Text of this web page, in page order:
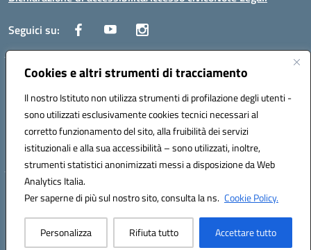
Cookies e altri strumenti di tracciamento
Il nostro Istituto non utilizza strumenti di profilazione degli utenti -
sono utilizzati esclusivamente cookies tecnici necessari al
corretto funzionamento del sito, alla fruibilità dei servizi
istituzionali e alla sua accessibilità – sono utilizzati, inoltre,
strumenti statistici anonimizzati messi a disposizione da Web
Analytics Italia.
Per saperne di più sul nostro sito, consulta la ns. Cookie Policy.
Personalizza Rifiuta tutto Accettare tutto
Seguici su:
Via dei Cappuccini, 5 - 60044 Fabriano (AN) - Tel. 0732 3373 - 0732
3573 - Mail: anis01700P@istruzione.it - PEC:
Codice meccanografico: ANIS01700P - Codice iPA: istsc_ANIS01700P -
C.F. 81002710424 - Codice univoco fatturazione elettronica (CUF):
UFBMDS
Hosting & Powered by 3D Solution S.r.l.
Concept & Design by Designers Italia